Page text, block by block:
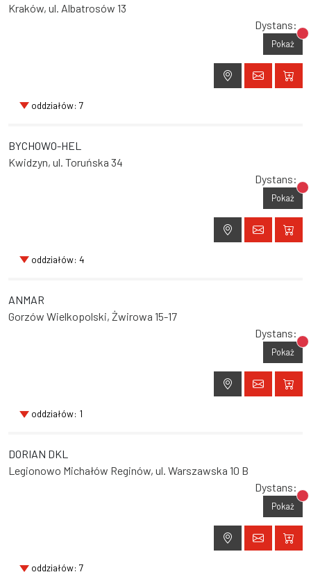
Kraków, ul. Albatrosów 13
Dystans:
Pokaż
oddziałów: 7
BYCHOWO-HEL
Kwidzyn, ul. Toruńska 34
Dystans:
Pokaż
oddziałów: 4
ANMAR
Gorzów Wielkopolski, Żwirowa 15-17
Dystans:
Pokaż
oddziałów: 1
DORIAN DKL
Legionowo Michałów Reginów, ul. Warszawska 10 B
Dystans:
Pokaż
oddziałów: 7